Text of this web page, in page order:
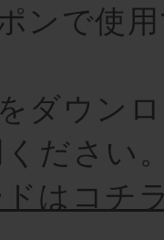
ンで使
ダウン
ださい
はコチ